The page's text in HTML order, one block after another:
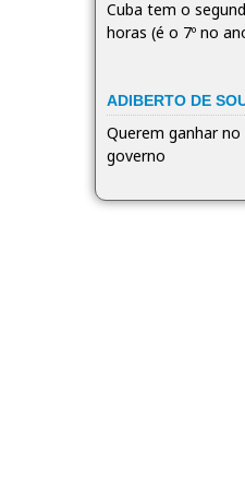
Cuba tem o
horas (é o 7º no
ADIBERTO DE
Querem ganhar
governo